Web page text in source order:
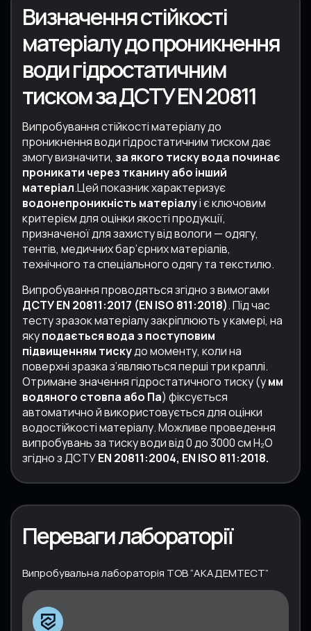
Визначення стійкості
матеріалу до проникнення
води гідростатичним
тиском за ДСТУ EN 20811
Випробування стійкості матеріалу до
проникнення води гідростатичним тиском дає
змогу визначити, за якого тиску вода починає
проникати через тканину або інший
матеріал.Цей показник характеризує
водонепроникність матеріалуі є ключовим
критерієм для оцінки якості продукції,
призначеної для захисту від вологи — одягу,
тентів, медичних бар’єрних матеріалів,
технічного та спеціального одягу та текстилю.
Випробування проводяться згідно з вимогами
ДСТУ EN 20811:2017 (EN ISO 811:2018). Під час
тесту зразок матеріалу закріплюють у камері, на
якуподається вода з поступовим
підвищенням тискудо моменту, коли на
поверхні зразка з’являються перші три краплі.
Отримане значення гідростатичного тиску (умм
водяного стовпа або Па) фіксується
автоматично й використовується для оцінки
водостійкості матеріалу. Можливе проведення
випробувань за тиску води від 0 до 3000 см Н₂О
згідно з ДСТУEN 20811:2004, EN ISO 811:2018.
Переваги лабораторії
Випробувальна лабораторія ТОВ “АКАДЕМТЕСТ”